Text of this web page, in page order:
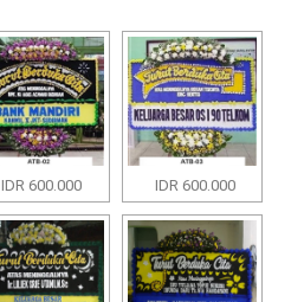
IDR 600.000 IDR 600.000